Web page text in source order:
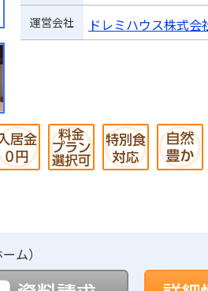
運営会社 ドレミハウス株式会
ム）
資料請求